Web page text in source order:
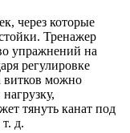
через которые
Тренажер
упражнений на
регулировке
витков можно
тянуть канат под
д.